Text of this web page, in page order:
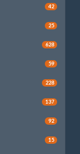
42
25
628
59
228
137
92
15